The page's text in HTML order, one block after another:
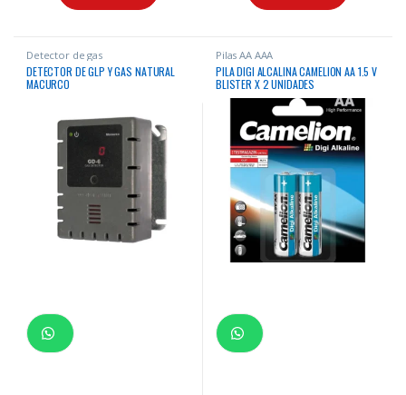
Detector de gas
DETECTOR DE GLP Y GAS NATURAL
MACURCO
Pilas AA AAA
PILA DIGI ALCALINA CAMELION AA 1.5 V
BLISTER X 2 UNIDADES